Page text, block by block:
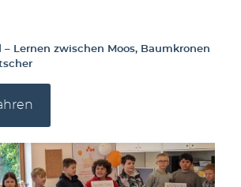
– Lernen zwischen Moos, Baumkronen